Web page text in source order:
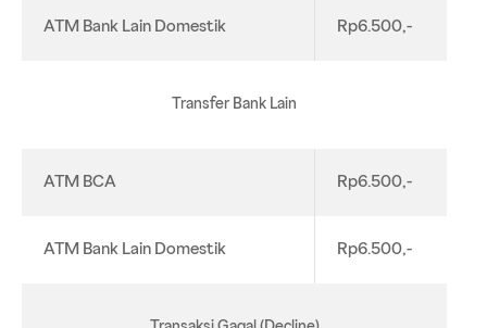
ATM Bank Lain Domestik Rp6.500,-
Transfer Bank Lain
ATM BCA Rp6.500,-
ATM Bank Lain Domestik Rp6.500,-